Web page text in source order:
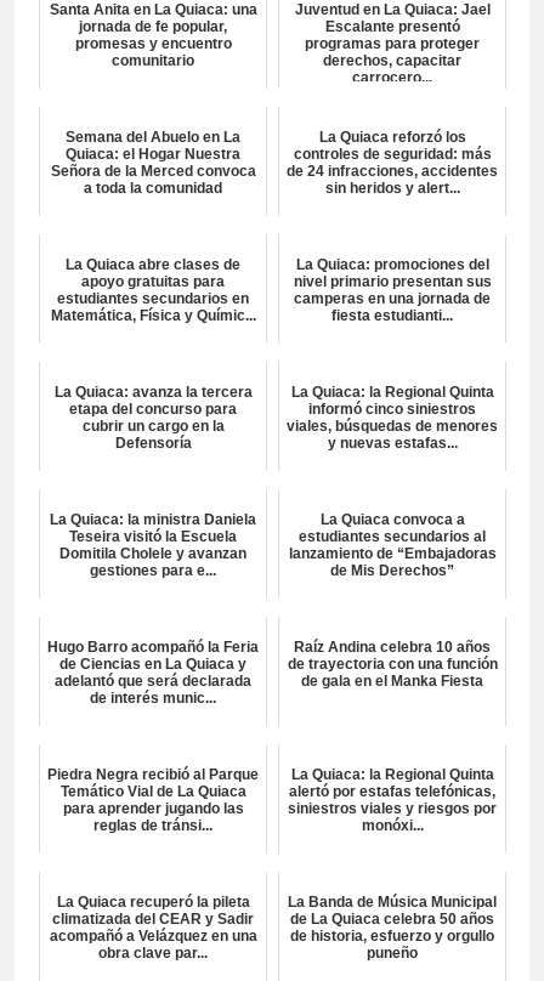
Santa Anita en La Quiaca: una
jornada de fe popular,
promesas y encuentro
comunitario
Juventud en La Quiaca: Jael
Escalante presentó
programas para proteger
derechos, capacitar
carrocero...
Semana del Abuelo en La
Quiaca: el Hogar Nuestra
Señora de la Merced convoca
a toda la comunidad
La Quiaca reforzó los
controles de seguridad: más
de 24 infracciones, accidentes
sin heridos y alert...
La Quiaca abre clases de
apoyo gratuitas para
estudiantes secundarios en
Matemática, Física y Químic...
La Quiaca: promociones del
nivel primario presentan sus
camperas en una jornada de
fiesta estudianti...
La Quiaca: avanza la tercera
etapa del concurso para
cubrir un cargo en la
Defensoría
La Quiaca: la Regional Quinta
informó cinco siniestros
viales, búsquedas de menores
y nuevas estafas...
La Quiaca: la ministra Daniela
Teseira visitó la Escuela
Domitila Cholele y avanzan
gestiones para e...
La Quiaca convoca a
estudiantes secundarios al
lanzamiento de “Embajadoras
de Mis Derechos”
Hugo Barro acompañó la Feria
de Ciencias en La Quiaca y
adelantó que será declarada
de interés munic...
Raíz Andina celebra 10 años
de trayectoria con una función
de gala en el Manka Fiesta
Piedra Negra recibió al Parque
Temático Vial de La Quiaca
para aprender jugando las
reglas de tránsi...
La Quiaca: la Regional Quinta
alertó por estafas telefónicas,
siniestros viales y riesgos por
monóxi...
La Quiaca recuperó la pileta
climatizada del CEAR y Sadir
acompañó a Velázquez en una
obra clave par...
La Banda de Música Municipal
de La Quiaca celebra 50 años
de historia, esfuerzo y orgullo
puneño